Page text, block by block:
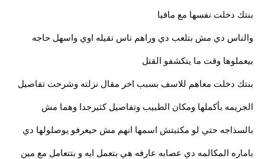
بنتك دخلت نفسها مع مافيا
والناس دي مش بتلعب دي وراهم ناس تقيله اوي واسهل حاجه
بيعملوها وقت ما يتكشفو القتل
بنتك دخلت معاهم للاسف بسبب اخر مقال نزلته وشرحت تفاصيل
الجريمه بأكملها ومكان الطبيب وتفاصيل كثيرجدا وهما مش
بالسذاجه حتي لو مكتبتش اسمها انهم مش حيعرفو يوصلولها دي
باماره المكالمه دي عصابه عارفه هي بتعمل ايه و بتتعامل مع مين